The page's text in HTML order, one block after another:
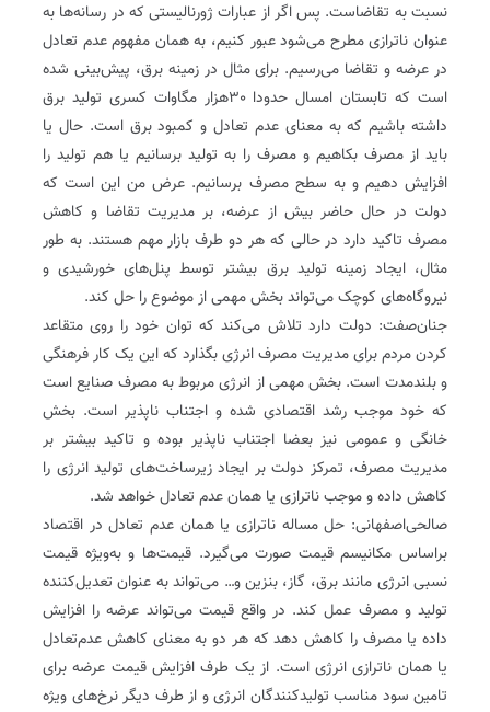
نسبت به تقاضاست. پس اگر از عبارات ژورنالیستی که در رسانه‌ها به
عنوان ناترازی مطرح می‌شود عبور کنیم، به همان مفهوم عدم‌ تعادل
در عرضه و تقاضا می‌رسیم. برای مثال در زمینه برق، پیش‌بینی شده
است که تابستان امسال حدودا 30‌هزار مگاوات کسری تولید برق
داشته باشیم که به معنای عدم‌ تعادل و کمبود برق است. حال یا
باید از مصرف بکاهیم و مصرف را به تولید برسانیم یا هم تولید را
افزایش دهیم و به سطح مصرف برسانیم. عرض من این است که
دولت در حال حاضر بیش از عرضه، بر مدیریت تقاضا و کاهش
مصرف تاکید دارد در حالی که هر دو طرف بازار مهم هستند. به طور
مثال، ایجاد زمینه تولید برق بیشتر توسط پنل‌های خورشیدی و
نیروگاه‌های کوچک می‌تواند بخش مهمی از موضوع را حل کند.
جنان‌صفت: دولت دارد تلاش می‌کند که توان خود را روی متقاعد
کردن مردم برای مدیریت مصرف انرژی بگذارد که این یک کار فرهنگی
و بلندمدت است. بخش مهمی از انرژی مربوط به مصرف صنایع است
که خود موجب رشد اقتصادی شده و اجتناب ناپذیر است. بخش
خانگی و عمومی نیز بعضا اجتناب ناپذیر بوده و تاکید بیشتر بر
مدیریت مصرف، تمرکز دولت بر ایجاد زیرساخت‌های تولید انرژی را
کاهش داده و موجب ناترازی یا همان عدم تعادل خواهد شد.
صالحی‌اصفهانی: حل مساله ناترازی یا همان عدم تعادل در اقتصاد
براساس مکانیسم قیمت صورت می‌گیرد. قیمت‌ها و به‌ویژه قیمت
نسبی انرژی مانند برق، گاز، بنزین و… می‌تواند به عنوان تعدیل‌کننده
تولید و مصرف عمل کند. در واقع قیمت می‌تواند عرضه را افزایش
داده یا مصرف را کاهش دهد که هر دو به معنای کاهش عدم‌تعادل
یا همان ناترازی انرژی است. از یک طرف افزایش قیمت عرضه برای
تامین سود مناسب تولیدکنندگان انرژی و از طرف دیگر نرخ‌های ویژه